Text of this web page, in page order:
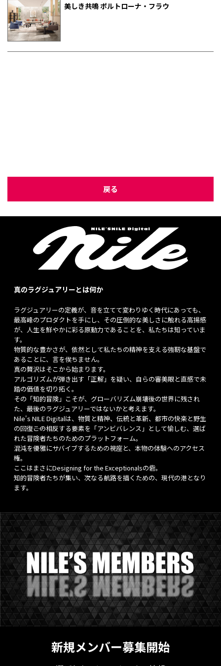
美しき共鳴 ポルトローナ・フラウ
戻る
真のラグジュアリーとは何か
ラグジュアリーの定義が、音を立てて変わりゆく時代にあっても、
最高峰のプロダクトを手にし、その圧倒的な美しさに触れる高揚感
が、人生を鮮やかに彩る原動力であることを、私たちは知っていま
す。
物質的な豊かさが、依然として私たちの精神を支える強靭な基盤で
あることに、言を俟ちません。
真の贅沢はそこから始まります。
アルゴリズムが弾き出す「正解」を疑い、自らの審美眼と直感で未
踏の価値を切り拓く。
その「知的冒険」こそが、グローバリズム崩壊後の世界に残され
た、最後のラグジュアリーではないかと考えます。
Nile's NILE Digitalは、物質と精神、伝統と革新、都市の快楽と野生
の回復――この相反する要素を「アンビバレンス」として愉しむ、選ば
れた冒険者たちのためのプラットフォーム。
混沌を優雅にサバイブするための視座と、本物の体験へのアクセス
権。
ここはまさにDesigning for the Exceptionalsの砦。
知的冒険者たちが集い、次なる航路を描くための、現代の港となり
ます。
新規メンバー募集開始